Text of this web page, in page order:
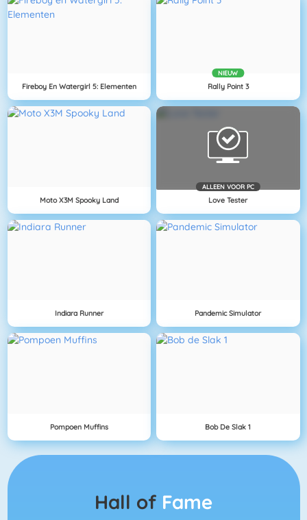
Fireboy En Watergirl 5: Elementen
NIEUW
Rally Point 3
Moto X3M Spooky Land
ALLEEN VOOR PC
Love Tester
Indiara Runner Pandemic Simulator
Pompoen Muffins Bob De Slak 1
Hall of Fame